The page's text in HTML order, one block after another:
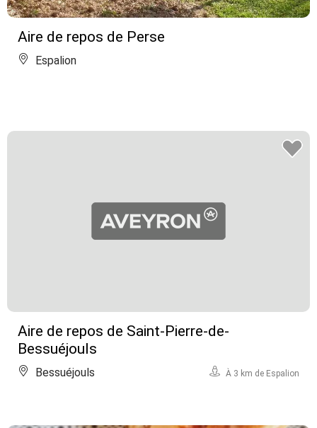
Aire de repos de Perse
Espalion
Aire de repos de Saint-Pierre-de-
Bessuéjouls
Bessuéjouls À 3 km de Espalion